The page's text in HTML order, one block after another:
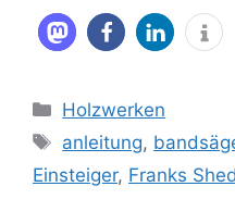
Kategorien
Holzwerken
Schlagwörter
anleitung,
Einsteiger, Franks Shed